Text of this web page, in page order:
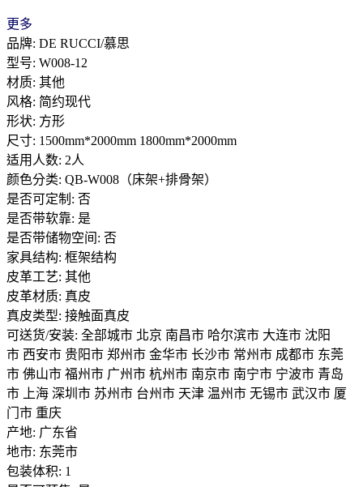
更多
品牌: DE RUCCI/慕思
型号: W008-12
材质: 其他
风格: 简约现代
形状: 方形
尺寸: 1500mm*2000mm 1800mm*2000mm
适用人数: 2人
颜色分类: QB-W008（床架+排骨架）
是否可定制: 否
是否带软靠: 是
是否带储物空间: 否
家具结构: 框架结构
皮革工艺: 其他
皮革材质: 真皮
真皮类型: 接触面真皮
可送货/安装: 全部城市 北京 南昌市 哈尔滨市 大连市 沈阳
市 西安市 贵阳市 郑州市 金华市 长沙市 常州市 成都市 东莞
市 佛山市 福州市 广州市 杭州市 南京市 南宁市 宁波市 青岛
市 上海 深圳市 苏州市 台州市 天津 温州市 无锡市 武汉市 厦
门市 重庆
产地: 广东省
地市: 东莞市
包装体积: 1